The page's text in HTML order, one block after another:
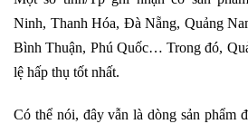
Ninh, Thanh Hóa, Đà Nẵng, Quảng
Bình Thuận, Phú Quốc… Trong đó,
lệ hấp thụ tốt nhất.
Có thể nói, đây vẫn là dòng sản phẩm